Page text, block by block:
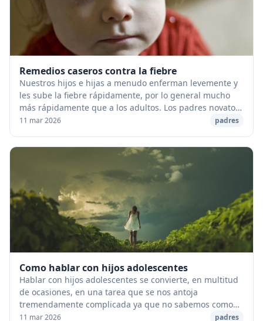
Remedios caseros contra la fiebre
Nuestros hijos e hijas a menudo enferman levemente y
les sube la fiebre rápidamente, por lo general mucho
más rápidamente que a los adultos. Los padres novatos
tienden a asustarse en exceso cuando, en...
11 mar 2026 padres
Como hablar con hijos adolescentes
Hablar con hijos adolescentes se convierte, en multitud
de ocasiones, en una tarea que se nos antoja
tremendamente complicada ya que no sabemos como
hablar con nuestros hijos, como conseguir que nos h...
11 mar 2026 padres